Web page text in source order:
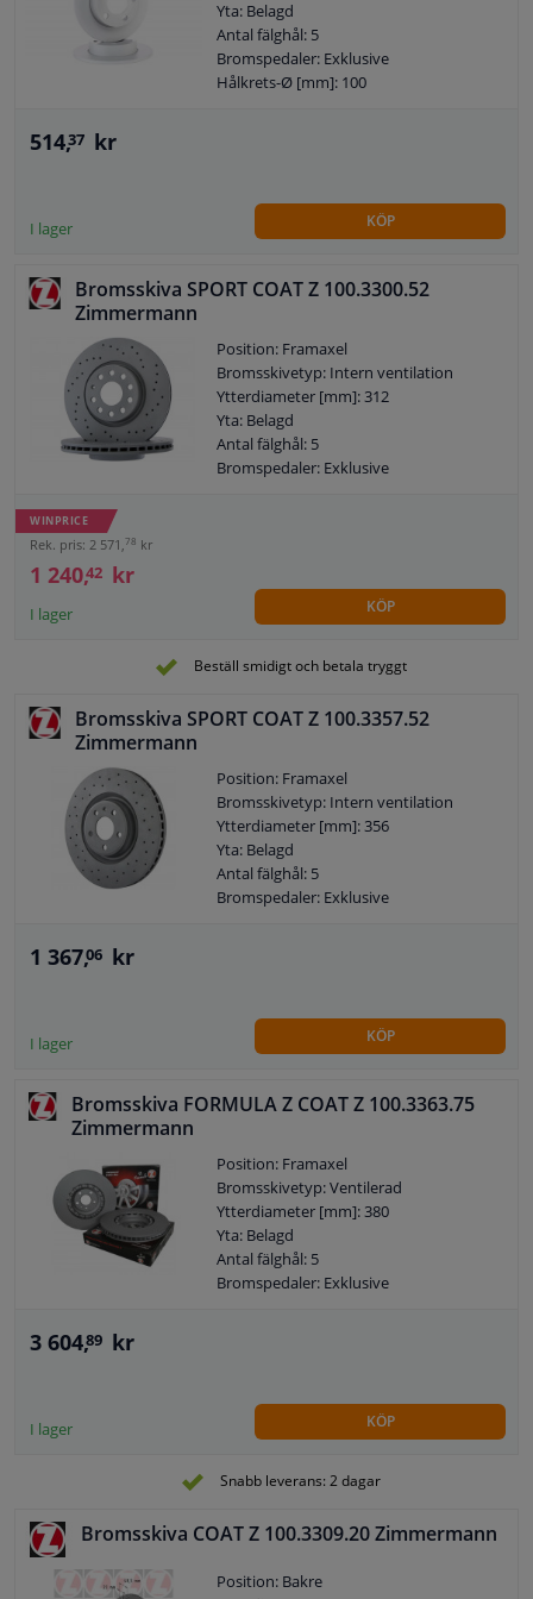
Yta: Belagd
Antal fälghål: 5
Bromspedaler: Exklusive
Hålkrets-Ø [mm]: 100
Kontrollmärke: ECE R90 APPROVED
Minsta tjocklek (mm): 19
514,37 kr
I lager KÖP
Bromsskiva SPORT COAT Z 100.3300.52
Zimmermann
Position: Framaxel
Bromsskivetyp: Intern ventilation
Ytterdiameter [mm]: 312
Yta: Belagd
Antal fälghål: 5
Bromspedaler: Exklusive
WINPRICE
Rek. pris: 2 571,78 kr
1 240,42 kr
I lager KÖP
Beställ smidigt och betala tryggt
Bromsskiva SPORT COAT Z 100.3357.52
Zimmermann
Position: Framaxel
Bromsskivetyp: Intern ventilation
Ytterdiameter [mm]: 356
Yta: Belagd
Antal fälghål: 5
Bromspedaler: Exklusive
1 367,06 kr
I lager KÖP
Bromsskiva FORMULA Z COAT Z 100.3363.75
Zimmermann
Position: Framaxel
Bromsskivetyp: Ventilerad
Ytterdiameter [mm]: 380
Yta: Belagd
Antal fälghål: 5
Bromspedaler: Exklusive
3 604,89 kr
I lager KÖP
Snabb leverans: 2 dagar
Bromsskiva COAT Z 100.3309.20 Zimmermann
Position: Bakre